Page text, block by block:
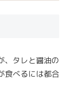
、タレと醤油の
食べるには都合